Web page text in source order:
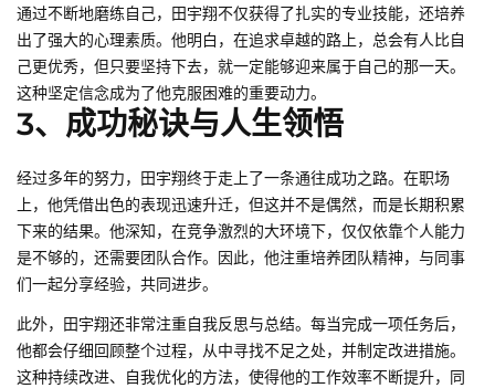
通过不断地磨练自己，田宇翔不仅获得了扎实的专业技能，还培养
出了强大的心理素质。他明白，在追求卓越的路上，总会有人比自
己更优秀，但只要坚持下去，就一定能够迎来属于自己的那一天。
这种坚定信念成为了他克服困难的重要动力。
3、成功秘诀与人生领悟
经过多年的努力，田宇翔终于走上了一条通往成功之路。在职场
上，他凭借出色的表现迅速升迁，但这并不是偶然，而是长期积累
下来的结果。他深知，在竞争激烈的大环境下，仅仅依靠个人能力
是不够的，还需要团队合作。因此，他注重培养团队精神，与同事
们一起分享经验，共同进步。
此外，田宇翔还非常注重自我反思与总结。每当完成一项任务后，
他都会仔细回顾整个过程，从中寻找不足之处，并制定改进措施。
这种持续改进、自我优化的方法，使得他的工作效率不断提升，同